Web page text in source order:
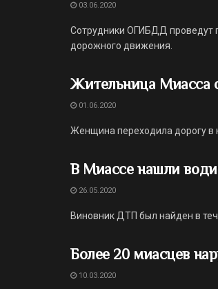
03.06.2020
Сотрудники ОГИБДД проведут
дорожного движения.
Жительница Миасса
01.06.2020
Женщина переходила дорогу в
В Миассе нашли
26.05.2020
Виновник ДТП был найден в
Более 20 миасцев
10.03.2020